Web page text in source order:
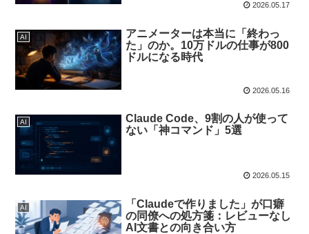
2026.05.17
AI
アニメーターは本当に「終わっ
た」のか。10万ドルの仕事が800
ドルになる時代
2026.05.16
AI
Claude Code、9割の人が使って
ない「神コマンド」5選
2026.05.15
AI
「Claudeで作りました」が口癖
の同僚への処方箋：レビューなし
AI文書との向き合い方